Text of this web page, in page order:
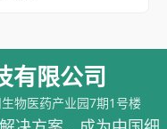
有限公司
物医药产业园7期1号楼